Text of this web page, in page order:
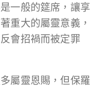
一般的筵席，讓享
重大的屬靈意義，
會招禍而被定罪
屬靈恩賜，但保羅